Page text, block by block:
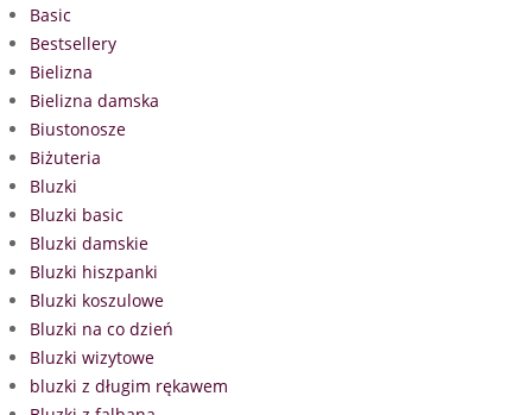
Basic
Bestsellery
Bielizna
Bielizna damska
Biustonosze
Biżuteria
Bluzki
Bluzki basic
Bluzki damskie
Bluzki hiszpanki
Bluzki koszulowe
Bluzki na co dzień
Bluzki wizytowe
bluzki z długim rękawem